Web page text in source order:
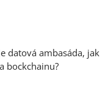
datová ambasáda, jak
bockchainu?